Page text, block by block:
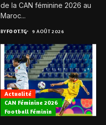
de la CAN féminine 2026 au
Maroc...
BYFOOT.TG 9 AOÛT 2026
Actualité
CAN Féminine 2026
Football Féminin